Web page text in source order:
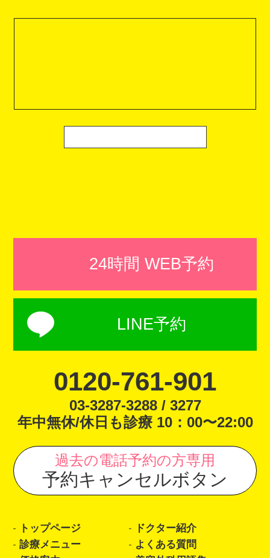
24時間 WEB予約
LINE予約
0120-761-901
03-3287-3288 / 3277
年中無休/休日も診療 10：00〜22:00
過去の電話予約の方専用
予約キャンセルボタン
トップページ
ドクター紹介
診療メニュー
よくある質問